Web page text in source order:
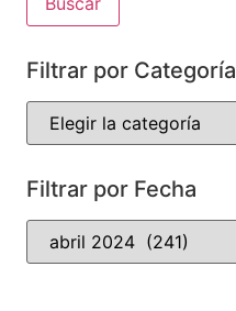
Filtrar por Categoría
Filtrar por Fecha